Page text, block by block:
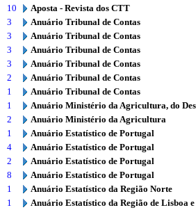
10
Aposta - Revista dos CTT
3
Anuário Tribunal de Contas
3
Anuário Tribunal de Contas
3
Anuário Tribunal de Contas
3
Anuário Tribunal de Contas
2
Anuário Tribunal de Contas
1
Anuário Tribunal de Contas
1
Anuário Ministério da Agricultura, do
2
Anuário Ministério da Agricultura
1
Anuário Estatístico de Portugal
4
Anuário Estatístico de Portugal
2
Anuário Estatístico de Portugal
8
Anuário Estatístico de Portugal
1
Anuário Estatístico da Região Norte
1
Anuário Estatístico da Região de Lisboa e